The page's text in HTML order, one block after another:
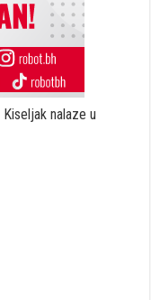
nalaze u